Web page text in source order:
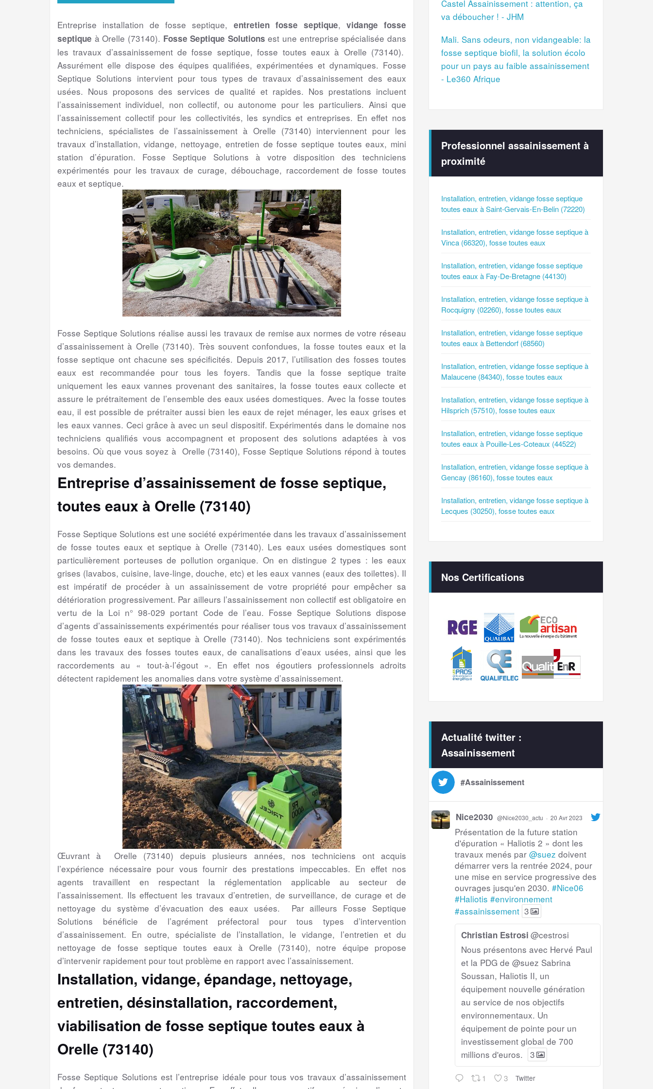
Entreprise installation de fosse septique, entretien fosse septique, vidange fosse
septique à Orelle (73140). Fosse Septique Solutions est une entreprise spécialisée dans
les travaux d’assainissement de fosse septique, fosse toutes eaux à Orelle (73140).
Assurément elle dispose des équipes qualifiées, expérimentées et dynamiques. Fosse
Septique Solutions intervient pour tous types de travaux d’assainissement des eaux
usées. Nous proposons des services de qualité et rapides. Nos prestations incluent
l’assainissement individuel, non collectif, ou autonome pour les particuliers. Ainsi que
l’assainissement collectif pour les collectivités, les syndics et entreprises. En effet nos
techniciens, spécialistes de l’assainissement à Orelle (73140) interviennent pour les
travaux d’installation, vidange, nettoyage, entretien de fosse septique toutes eaux, mini
station d’épuration. Fosse Septique Solutions à votre disposition des techniciens
expérimentés pour les travaux de curage, débouchage, raccordement de fosse toutes
eaux et septique.
Fosse Septique Solutions réalise aussi les travaux de remise aux normes de votre réseau
d’assainissement à Orelle (73140). Très souvent confondues, la fosse toutes eaux et la
fosse septique ont chacune ses spécificités. Depuis 2017, l’utilisation des fosses toutes
eaux est recommandée pour tous les foyers. Tandis que la fosse septique traite
uniquement les eaux vannes provenant des sanitaires, la fosse toutes eaux collecte et
assure le prétraitement de l’ensemble des eaux usées domestiques. Avec la fosse toutes
eau, il est possible de prétraiter aussi bien les eaux de rejet ménager, les eaux grises et
les eaux vannes. Ceci grâce à avec un seul dispositif. Expérimentés dans le domaine nos
techniciens qualifiés vous accompagnent et proposent des solutions adaptées à vos
besoins. Où que vous soyez à Orelle (73140), Fosse Septique Solutions répond à toutes
vos demandes.
Entreprise d’assainissement de fosse septique,
toutes eaux à Orelle (73140)
Fosse Septique Solutions est une société expérimentée dans les travaux d’assainissement
de fosse toutes eaux et septique à Orelle (73140). Les eaux usées domestiques sont
particulièrement porteuses de pollution organique. On en distingue 2 types : les eaux
grises (lavabos, cuisine, lave-linge, douche, etc) et les eaux vannes (eaux des toilettes). Il
est impératif de procéder à un assainissement de votre propriété pour empêcher sa
détérioration progressivement. Par ailleurs l’assainissement non collectif est obligatoire en
vertu de la Loi n° 98-029 portant Code de l’eau. Fosse Septique Solutions dispose
d’agents d’assainissements expérimentés pour réaliser tous vos travaux d’assainissement
de fosse toutes eaux et septique à Orelle (73140). Nos techniciens sont expérimentés
dans les travaux des fosses toutes eaux, de canalisations d’eaux usées, ainsi que les
raccordements au « tout-à-l’égout ». En effet nos égoutiers professionnels adroits
détectent rapidement les anomalies dans votre système d’assainissement.
Œuvrant à Orelle (73140) depuis plusieurs années, nos techniciens ont acquis
l’expérience nécessaire pour vous fournir des prestations impeccables. En effet nos
agents travaillent en respectant la réglementation applicable au secteur de
l’assainissement. Ils effectuent les travaux d’entretien, de surveillance, de curage et de
nettoyage du système d’évacuation des eaux usées. Par ailleurs Fosse Septique
Solutions bénéficie de l’agrément préfectoral pour tous types d’intervention
d’assainissement. En outre, spécialiste de l’installation, le vidange, l’entretien et du
nettoyage de fosse septique toutes eaux à Orelle (73140), notre équipe propose
d’intervenir rapidement pour tout problème en rapport avec l’assainissement.
Installation, vidange, épandage, nettoyage,
entretien, désinstallation, raccordement,
viabilisation de fosse septique toutes eaux à
Orelle (73140)
Fosse Septique Solutions est l’entreprise idéale pour tous vos travaux d’assainissement
Castel Assainissement : attention, ça
va déboucher ! - JHM
Mali. Sans odeurs, non vidangeable: la
fosse septique biofil, la solution écolo
pour un pays au faible assainissement
- Le360 Afrique
Professionnel assainissement à
proximité
Installation, entretien, vidange fosse septique
toutes eaux à Saint-Gervais-En-Belin (72220)
Installation, entretien, vidange fosse septique à
Vinca (66320), fosse toutes eaux
Installation, entretien, vidange fosse septique
toutes eaux à Fay-De-Bretagne (44130)
Installation, entretien, vidange fosse septique à
Rocquigny (02260), fosse toutes eaux
Installation, entretien, vidange fosse septique
toutes eaux à Bettendorf (68560)
Installation, entretien, vidange fosse septique à
Malaucene (84340), fosse toutes eaux
Installation, entretien, vidange fosse septique à
Hilsprich (57510), fosse toutes eaux
Installation, entretien, vidange fosse septique
toutes eaux à Pouille-Les-Coteaux (44522)
Installation, entretien, vidange fosse septique à
Gencay (86160), fosse toutes eaux
Installation, entretien, vidange fosse septique à
Lecques (30250), fosse toutes eaux
Nos Certifications
Actualité twitter :
Assainissement
#Assainissement
Nice2030 @Nice2030_actu · 20 Avr 2023
Présentation de la future station
d'épuration « Haliotis 2 » dont les
travaux menés par @suez doivent
démarrer vers la rentrée 2024, pour
une mise en service progressive des
ouvrages jusqu'en 2030. #Nice06
#Haliotis #environnement
#assainissement 3
Christian Estrosi @cestrosi
Nous présentons avec Hervé Paul
et la PDG de @suez Sabrina
Soussan, Haliotis II, un
équipement nouvelle génération
au service de nos objectifs
environnementaux. Un
équipement de pointe pour un
investissement global de 700
millions d'euros.
3
1 3 Twitter